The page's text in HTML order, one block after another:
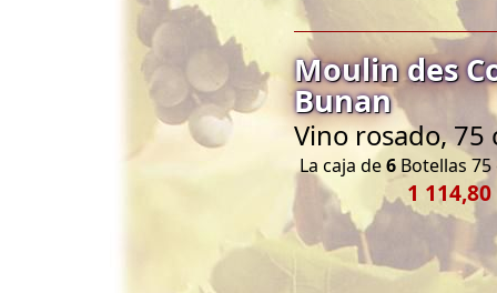
Moulin des
Bunan
Vino rosado, 75
La caja de6 Botellas 75
1 114,80